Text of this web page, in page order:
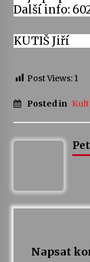
Další info:
KUTIŠ Jiří
Post Views: 1
Posted in
Napsat